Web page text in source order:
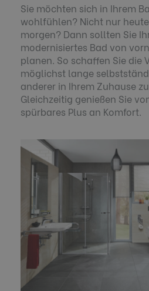
Sie möchten sich in Ihrem
wohlfühlen? Nicht nur
morgen? Dann sollten Sie
modernisiertes Bad von
planen. So schaffen Sie die
möglichst lange
anderer in Ihrem Zuhause
Gleichzeitig genießen Sie
spürbares Plus an Komfort.